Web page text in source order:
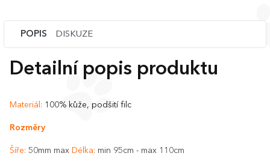
POPIS DISKUZE
Detailní popis produktu
Materiál: 100% kůže, podšití filc
Rozměry
Šíře: 50mm max Délka: min 95cm - max 110cm